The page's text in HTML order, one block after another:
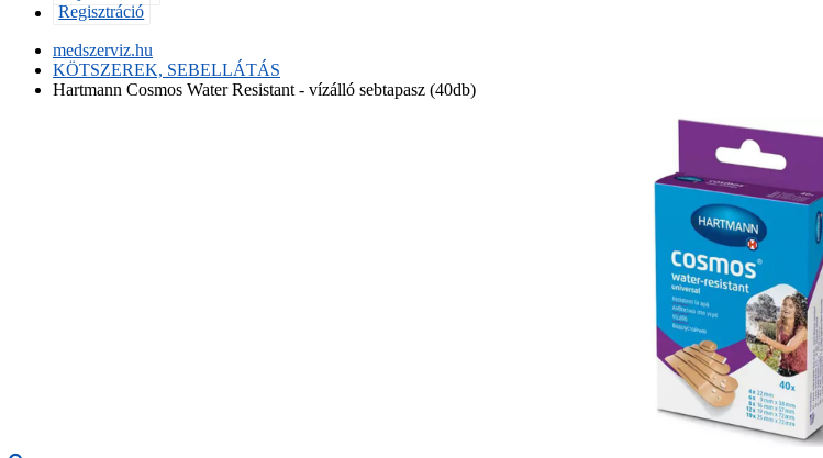
Regisztráció
medszerviz.hu
KÖTSZEREK, SEBELLÁTÁS
Hartmann Cosmos Water Resistant - vízálló sebtapasz (40db)